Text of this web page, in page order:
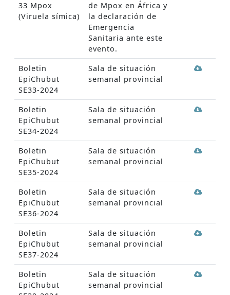
33 Mpox
(Viruela símica)
de Mpox en África y
la declaración de
Emergencia
Sanitaria ante este
evento.
Boletin
EpiChubut
SE33-2024
Sala de situación
semanal provincial
Boletin
EpiChubut
SE34-2024
Sala de situación
semanal provincial
Boletin
EpiChubut
SE35-2024
Sala de situación
semanal provincial
Boletin
EpiChubut
SE36-2024
Sala de situación
semanal provincial
Boletin
EpiChubut
SE37-2024
Sala de situación
semanal provincial
Boletin
EpiChubut
Sala de situación
semanal provincial